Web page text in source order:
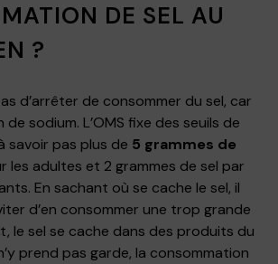
DE SEL AU
?
d’arrêter de consommer du sel, car
sodium. L’OMS fixe des seuils de
savoir pas plus de 5 grammes de
les adultes et 2 grammes de sel par
En sachant où se cache le sel, il
d’en consommer une trop grande
le sel se cache dans des produits du
prend pas garde, la consommation